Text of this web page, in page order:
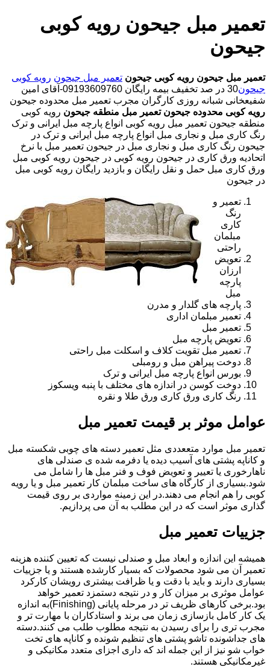
تعمیر مبل جیحون رویه کوبی
جیحون
تعمیر مبل جیحون رویه کوبی جیحون تعمیر مبل جیحون رویه کوبی
جیحون
30 در صد تخفیف بیمه رایگان 09193609760-آقای امین
شفیعخانی شبانه روزی کارگران مجرب تعمیر مبل محدوده جیحون
رویه کوبی محدوده جیحون تعمیر مبل منطقه جیحون رویه کوبی
منطقه جیحون تعمیر مبل رویه کوبی انواع پارچه مبل ایرانی و ترک
رنگ کاری مبل و نجاری مبل انواع پارچه مبل ایرانی و ترک در
جیحون رنگ کاری مبل و نجاری مبل در جیحون تعمیر مبل با نرخ
اتحادیه ورق کاری در جیحون رویه کوبی در جیحون رویه کوبی مبل
ورق کاری مبل حمل و نقل رایگان و بازدید رایگان رویه کوبی مبل
در جیحون
تعمیر و
رنگ
کاری
مبلمان
راحتی
تعویض
ارزان
پارچه
مبل
پارچه های گلدار و مدرن
تعمیر مبلمان اداری
تعمیر مبل
تعویض پارچه مبل
تعمیر مبل تقویت کلاف و اسکلت مبل راحتی
دوخت پیراهن مبل و رومبلی
بورس انواع پارچه مبل ایرانی و ترک
دوخت کوسن در اندازه های مختلف با پنبه ویسکوز
رنگ کاری ورق کاری ورق طلا و نقره
عوامل موثر بر قیمت تعمیر مبل
تعمیر مبل موارد متععددی مثل تعمیر دسته های چوبی شکسته مبل
و کاناپه پشتی های آسیب دیده یا دفرمه شده ی صندلی های
ناهارخوری یا تعییر و تعویض فوف و فنر مبل ها را شامل می
شود.بسیاری از کارگاه های ساخت مبلمان کار تعمیر مبل و یا رویه
کوبی را هم انجام می دهند.در این زمینه مواردی بر روی قیمت
گذاری موثر است که در این مطلب به آن می پردازیم.
جزییات تعمیر مبل
همیشه این اندازه و ابعاد مبل و صندلی نیست که تعیین کننده هزینه
تعمیر آن می شود محصولات که بسیار کارشده هستند و یا جزییات
بسیاری دارند و باید با دقت و یا ظرافت بیشتری رویشان کارکرد
عوامل موثری بر میزان کار و در نتیجه دستمزد تعمیر خواهد
بود.برخی کارهای ظریف تر در مرحله پایانی (Finishing)به اندازه
یک کار کامل بازسازی زمان می برند و استادکاران با مهارت تر و
مجرب تری را برای رسیدن به نتیجه مطلوب طلب می کنند.دسته
های جداشونده تاشو پشتی های تنظیم شونده و کاناپه های تخت
خواب شو نیز از این جمله اند که داری اجزای متعدد مکانیکی و
غیرمکانیکی هستند.